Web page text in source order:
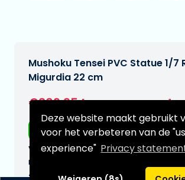
Deze website maakt gebruikt
voor het verbeteren van de
experience" Privacy
Mushoku Tensei PVC Statue 1/7
Migurdia 22 cm
€209,95[Onder voorbehoud]
Gratis verzending
Verwachtte leverdatum:
n.v.t.